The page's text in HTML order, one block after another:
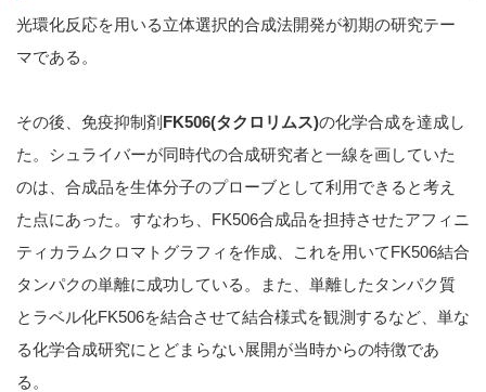
光環化反応を用いる立体選択的合成法開発が初期の研究テー
マである。
その後、免疫抑制剤 FK506(タクロリムス)の化学合成を達成し
た。シュライバーが同時代の合成研究者と一線を画していた
のは、合成品を生体分子のプローブとして利用できると考え
た点にあった。すなわち、FK506合成品を担持させたアフィニ
ティカラムクロマトグラフィを作成、これを用いてFK506結合
タンパクの単離に成功している。また、単離したタンパク質
とラベル化FK506を結合させて結合様式を観測するなど、単な
る化学合成研究にとどまらない展開が当時からの特徴であ
る。